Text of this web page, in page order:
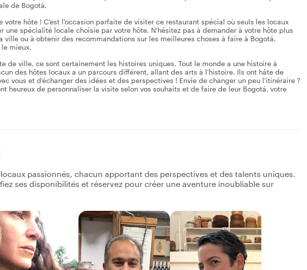
de Bogotá.
votre hôte ! C'est l'occasion parfaite de visiter ce restaurant spécial où seuls les locaux
une spécialité locale choisie par votre hôte. N'hésitez pas à demander à votre hôte plus
ville ou à obtenir des recommandations sur les meilleures choses à faire à Bogotá.
mieux.
de ville, ce sont certainement les histoires uniques. Tout le monde a une histoire à
des hôtes locaux a un parcours différent, allant des arts à l'histoire. Ils ont hâte de
vous et d'échanger des idées et des perspectives ! Envie de changer un peu l'itinéraire ?
heureux de personnaliser la visite selon vos souhaits et de faire de leur Bogotá, votre
passionnés, chacun apportant des perspectives et des talents uniques.
ses disponibilités et réservez pour créer une aventure inoubliable sur